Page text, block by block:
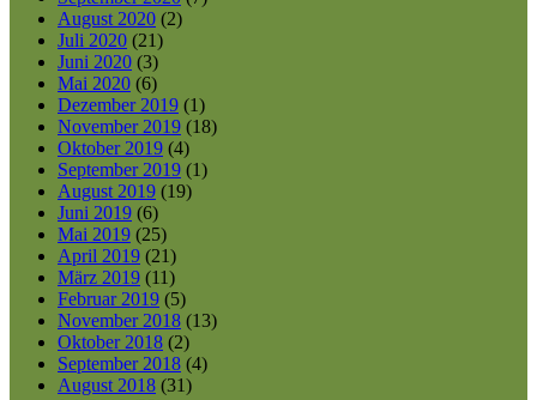
August 2020 (2)
Juli 2020 (21)
Juni 2020 (3)
Mai 2020 (6)
Dezember 2019 (1)
November 2019 (18)
Oktober 2019 (4)
September 2019 (1)
August 2019 (19)
Juni 2019 (6)
Mai 2019 (25)
April 2019 (21)
März 2019 (11)
Februar 2019 (5)
November 2018 (13)
Oktober 2018 (2)
September 2018 (4)
August 2018 (31)